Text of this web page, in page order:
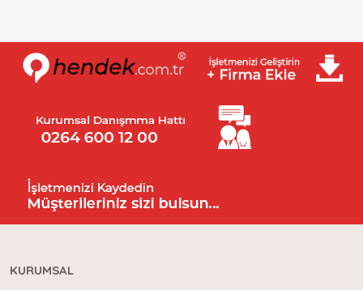
KURUMSAL